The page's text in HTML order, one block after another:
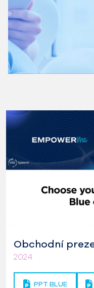
Obchodní
2024
PPT BLUE